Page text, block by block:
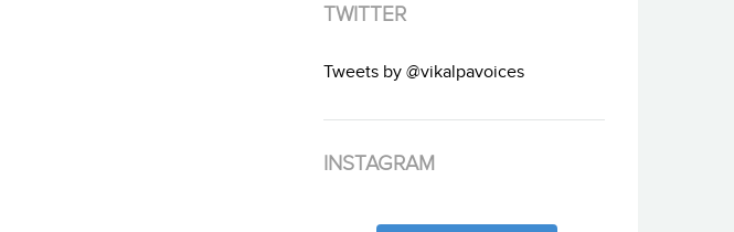
TWITTER
Tweets by @vikalpavoices
INSTAGRAM